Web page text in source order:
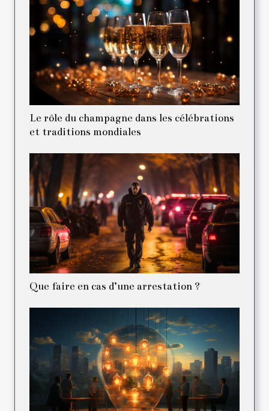
Le rôle du champagne dans les célébrations
et traditions mondiales
Que faire en cas d’une arrestation ?